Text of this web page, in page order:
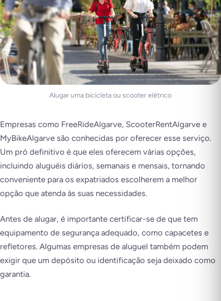
Alugar uma bicicleta ou scooter elétrico
Empresas como FreeRideAlgarve, ScooterRentAlgarve e
MyBikeAlgarve são conhecidas por oferecer esse serviço.
Um pró definitivo é que eles oferecem várias opções,
incluindo aluguéis diários, semanais e mensais, tornando
conveniente para os expatriados escolherem a melhor
opção que atenda às suas necessidades.
Antes de alugar, é importante certificar-se de que tem
equipamento de segurança adequado, como capacetes e
refletores. Algumas empresas de aluguel também podem
exigir que um depósito ou identificação seja deixado como
garantia.